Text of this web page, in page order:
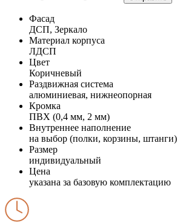
Фасад
ДСП, Зеркало
Материал корпуса
ЛДСП
Цвет
Коричневый
Раздвижная система
алюминиевая, нижнеопорная
Кромка
ПВХ (0,4 мм, 2 мм)
Внутреннее наполнение
на выбор (полки, корзины, штанги)
Размер
индивидуальный
Цена
указана за базовую комплектацию